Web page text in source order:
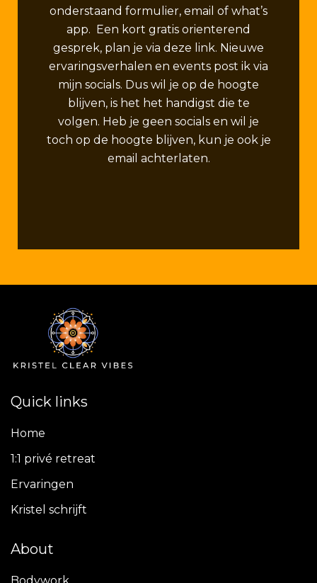
onderstaand formulier, email of what’s
app. Een kort gratis orienterend
gesprek, plan je via deze link. Nieuwe
ervaringsverhalen en events post ik via
mijn socials. Dus wil je op de hoogte
blijven, is het het handigst die te
volgen. Heb je geen socials en wil je
toch op de hoogte blijven, kun je ook je
email achterlaten.
Quick links
Home
1:1 privé retreat
Ervaringen
Kristel schrijft
About